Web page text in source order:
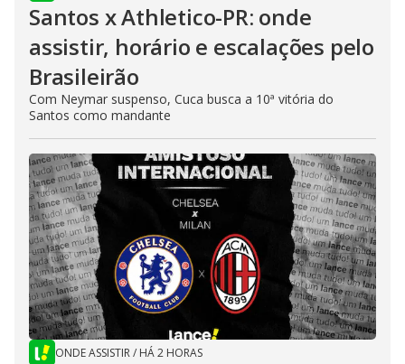
Santos x Athletico-PR: onde
assistir, horário e escalações pelo
Brasileirão
Com Neymar suspenso, Cuca busca a 10ª vitória do
Santos como mandante
ONDE ASSISTIR/ HÁ 2 HORAS